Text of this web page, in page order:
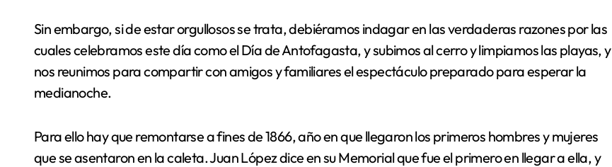
Sin embargo, si de estar orgullosos se trata, debiéramos indagar en las verdaderas razones por las
cuales celebramos este día como el Día de Antofagasta, y subimos al cerro y limpiamos las playas, y
nos reunimos para compartir con amigos y familiares el espectáculo preparado para esperar la
medianoche.
Para ello hay que remontarse a fines de 1866, año en que llegaron los primeros hombres y mujeres
que se asentaron en la caleta. Juan López dice en su Memorial que fue el primero en llegar a ella, y